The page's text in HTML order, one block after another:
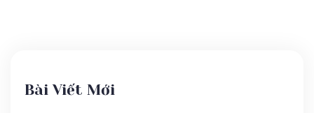
Bài Viết Mới